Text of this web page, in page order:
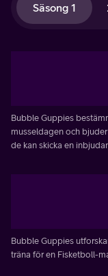
Säsong 1
Bubble Guppies
musseldagen och
de kan skicka en
Bubble Guppies
träna för en Fisketboll-